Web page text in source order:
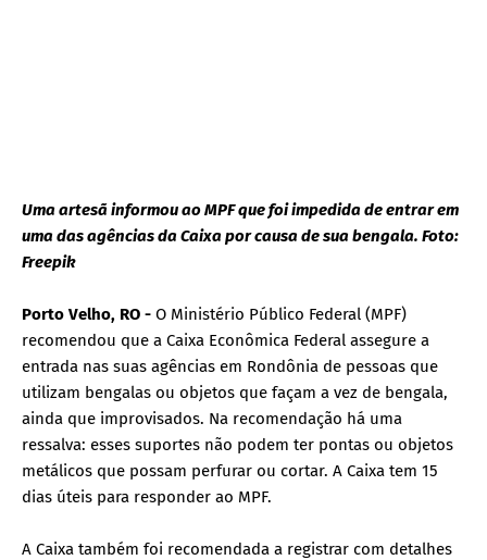
Uma artesã informou ao MPF que foi impedida de entrar em
uma das agências da Caixa por causa de sua bengala. Foto:
Freepik
Porto Velho, RO - O Ministério Público Federal (MPF)
recomendou que a Caixa Econômica Federal assegure a
entrada nas suas agências em Rondônia de pessoas que
utilizam bengalas ou objetos que façam a vez de bengala,
ainda que improvisados. Na recomendação há uma
ressalva: esses suportes não podem ter pontas ou objetos
metálicos que possam perfurar ou cortar. A Caixa tem 15
dias úteis para responder ao MPF.
A Caixa também foi recomendada a registrar com detalhes